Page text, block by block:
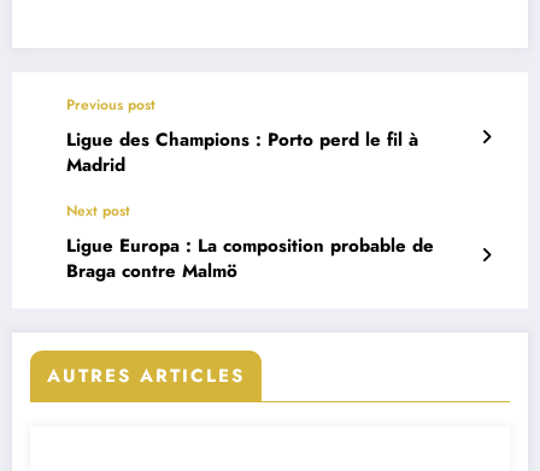
Previous post
Ligue des Champions : Porto perd le fil à
Madrid
Next post
Ligue Europa : La composition probable de
Braga contre Malmö
AUTRES ARTICLES